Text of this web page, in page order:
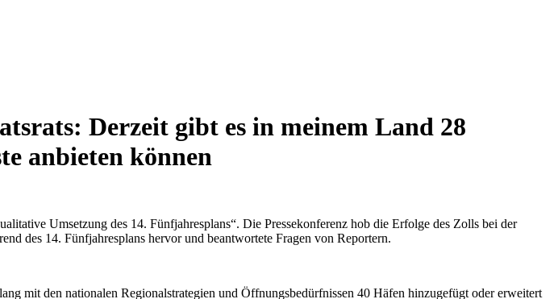
Derzeit gibt es in meinem Land 28
anbieten können
Umsetzung des 14. Fünfjahresplans“. Die Pressekonferenz hob die Erfolge des Zolls bei der
des 14. Fünfjahresplans hervor und beantwortete Fragen von Reportern.
mit den nationalen Regionalstrategien und Öffnungsbedürfnissen 40 Häfen hinzugefügt oder erweitert